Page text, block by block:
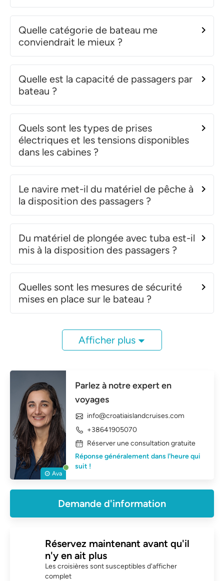
Quelle catégorie de bateau me
conviendrait le mieux ?
Quelle est la capacité de passagers par
bateau ?
Quels sont les types de prises
électriques et les tensions disponibles
dans les cabines ?
Le navire met-il du matériel de pêche à
la disposition des passagers ?
Du matériel de plongée avec tuba est-il
mis à la disposition des passagers ?
Quelles sont les mesures de sécurité
mises en place sur le bateau ?
Afficher plus
Ava
Parlez à notre expert en
voyages
info@croatiaislandcruises.com
+38641905070
Réserver une consultation gratuite
Réponse généralement dans l'heure qui
suit !
Demande d'information
Réservez maintenant avant qu'il
n'y en ait plus
Les croisières sont susceptibles d'afficher
complet